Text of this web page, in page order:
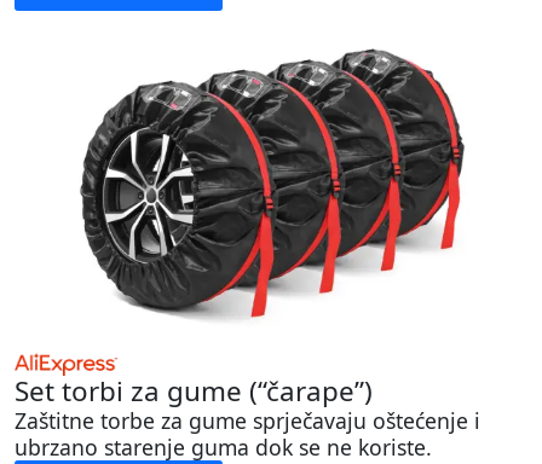
Set torbi za gume (“čarape”)
Zaštitne torbe za gume sprječavaju oštećenje i
ubrzano starenje guma dok se ne koriste.